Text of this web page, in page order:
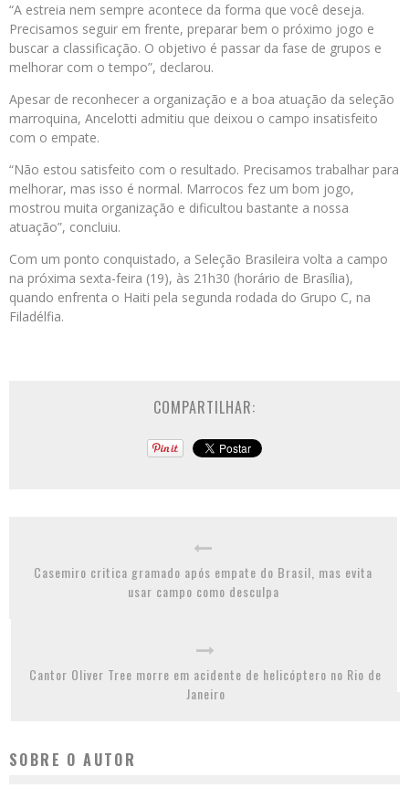
“A estreia nem sempre acontece da forma que você deseja.
Precisamos seguir em frente, preparar bem o próximo jogo e
buscar a classificação. O objetivo é passar da fase de grupos e
melhorar com o tempo”, declarou.
Apesar de reconhecer a organização e a boa atuação da seleção
marroquina, Ancelotti admitiu que deixou o campo insatisfeito
com o empate.
“Não estou satisfeito com o resultado. Precisamos trabalhar para
melhorar, mas isso é normal. Marrocos fez um bom jogo,
mostrou muita organização e dificultou bastante a nossa
atuação”, concluiu.
Com um ponto conquistado, a Seleção Brasileira volta a campo
na próxima sexta-feira (19), às 21h30 (horário de Brasília),
quando enfrenta o Haiti pela segunda rodada do Grupo C, na
Filadélfia.
COMPARTILHAR:
Casemiro critica gramado após empate do Brasil, mas evita
usar campo como desculpa
Cantor Oliver Tree morre em acidente de helicóptero no Rio de
Janeiro
SOBRE O AUTOR